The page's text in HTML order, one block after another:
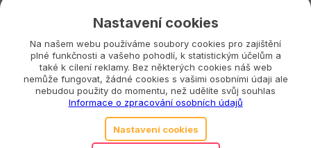
Co se stane, když ztratím část hračky?
Katalogové číslo:LTVA0002
Kategorie:0 až 6 měsíců,6 až 12 měsíců ,
Dřevěné hračky,Le Toy Van,Pro holky,Pro
Pro kluky,Pro miminko
Nastavení cookies
Na našem webu používáme soubory cookies pro zajištění
plné funkčnosti a vašeho pohodlí, k statistickým účelům a
také k cílení reklamy. Bez některých cookies náš web
nemůže fungovat, žádné cookies s vašimi osobními údaji ale
nebudou použity do momentu, než udělíte svůj souhlas
Informace o zpracování osobních údajů
Nastavení cookies